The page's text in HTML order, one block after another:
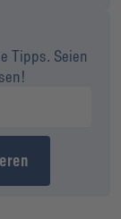
Tipps. Seien